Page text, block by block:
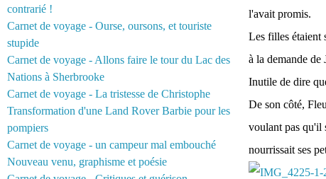
contrarié !
Carnet de voyage - Ourse, oursons, et touriste
stupide
Carnet de voyage - Allons faire le tour du Lac des
Nations à Sherbrooke
Carnet de voyage - La tristesse de Christophe
Transformation d'une Land Rover Barbie pour les
pompiers
Carnet de voyage - un campeur mal embouché
Nouveau venu, graphisme et poésie
l'avait promis.
Les filles étaient
à la demande de
Inutile de dire
De son côté,
voulant pas qu'il
nourrissait ses